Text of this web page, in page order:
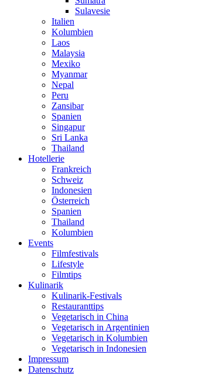
Sulavesie
Italien
Kolumbien
Laos
Malaysia
Mexiko
Myanmar
Nepal
Peru
Zansibar
Spanien
Singapur
Sri Lanka
Thailand
Hotellerie
Frankreich
Schweiz
Indonesien
Österreich
Spanien
Thailand
Kolumbien
Events
Filmfestivals
Lifestyle
Filmtips
Kulinarik
Kulinarik-Festivals
Restauranttips
Vegetarisch in China
Vegetarisch in Argentinien
Vegetarisch in Kolumbien
Vegetarisch in Indonesien
Impressum
Datenschutz